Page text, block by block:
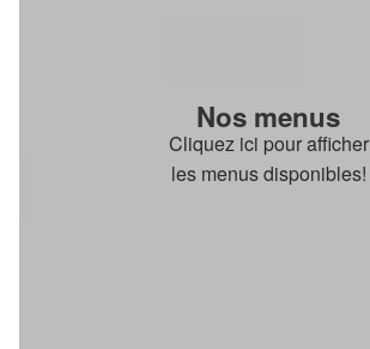
Nos menus
Cliquez ici pour afficher
les menus disponibles!